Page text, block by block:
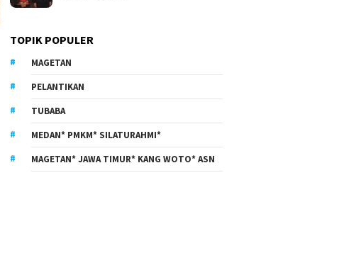
TOPIK POPULER
MAGETAN
PELANTIKAN
TUBABA
MEDAN* PMKM* SILATURAHMI*
MAGETAN* JAWA TIMUR* KANG WOTO* ASN